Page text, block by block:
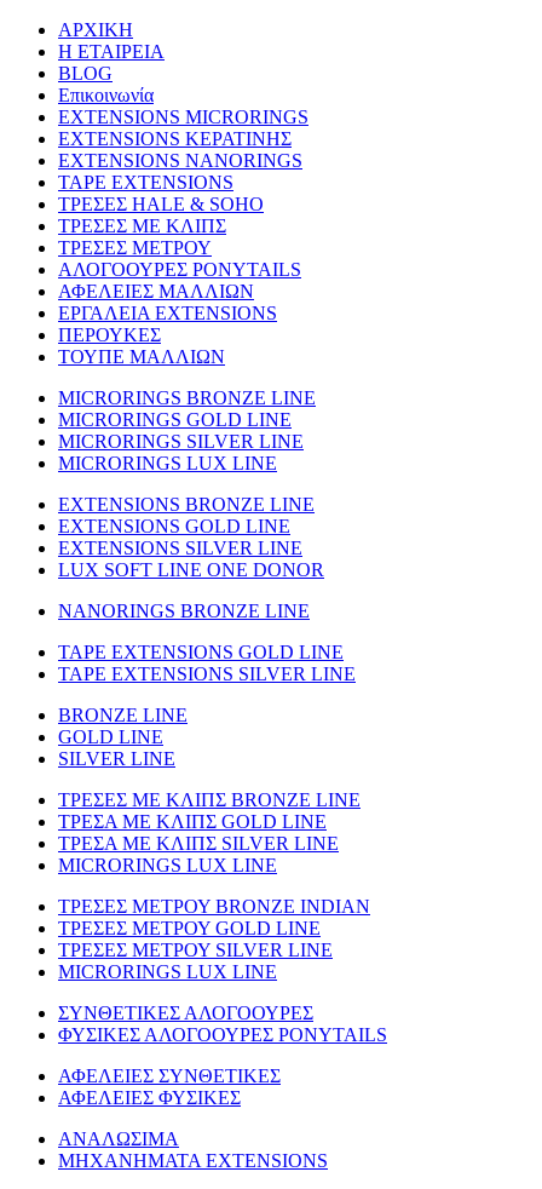
ΑΡΧΙΚΗ
Η ΕΤΑΙΡΕΙΑ
BLOG
Επικοινωνία
EXTENSIONS MICRORINGS
EXTENSIONS ΚΕΡΑΤΙΝΗΣ
EXTENSIONS NANORINGS
TAPE EXTENSIONS
ΤΡΕΣΕΣ HALE & SOHO
ΤΡΕΣΕΣ ΜΕ ΚΛΙΠΣ
ΤΡΕΣΕΣ ΜΕΤΡΟΥ
ΑΛΟΓΟΟΥΡΕΣ PONYTAILS
ΑΦΕΛΕΙΕΣ ΜΑΛΛΙΩΝ
ΕΡΓΑΛΕΙΑ EXTENSIONS
ΠΕΡΟΥΚΕΣ
ΤΟΥΠΕ ΜΑΛΛΙΩΝ
MICRORINGS BRONZE LINE
MICRORINGS GOLD LINE
MICRORINGS SILVER LINE
MICRORINGS LUX LINE
EXTENSIONS BRONZE LINE
EXTENSIONS GOLD LINE
EXTENSIONS SILVER LINE
LUX SOFT LINE ONE DONOR
NANORINGS BRONZE LINE
TAPE EXTENSIONS GOLD LINE
TAPE EXTENSIONS SILVER LINE
BRONZE LINE
GOLD LINE
SILVER LINE
ΤΡΕΣΕΣ ΜΕ ΚΛΙΠΣ BRONZE LINE
ΤΡΕΣΑ ΜΕ ΚΛΙΠΣ GOLD LINE
ΤΡΕΣΑ ΜΕ ΚΛΙΠΣ SILVER LINE
MICRORINGS LUX LINE
TΡΕΣΕΣ ΜΕΤΡΟΥ BRONZE INDIAN
ΤΡΕΣΕΣ ΜΕΤΡΟΥ GOLD LINE
ΤΡΕΣΕΣ ΜΕΤΡΟΥ SILVER LINE
MICRORINGS LUX LINE
ΣΥΝΘΕΤΙΚΕΣ ΑΛΟΓΟΟΥΡΕΣ
ΦΥΣΙΚΕΣ ΑΛΟΓΟΟΥΡΕΣ PONYTAILS
ΑΦΕΛΕΙΕΣ ΣΥΝΘΕΤΙΚΕΣ
ΑΦΕΛΕΙΕΣ ΦΥΣΙΚΕΣ
ΑΝΑΛΩΣΙΜΑ
ΜΗΧΑΝΗΜΑΤΑ EXTENSIONS